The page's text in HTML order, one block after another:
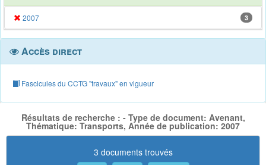
2007 3
Accès direct
Fascicules du CCTG "travaux" en vigueur
Résultats de recherche : - Type de document: Avenant,
Thématique: Transports, Année de publication: 2007
3 documents trouvés